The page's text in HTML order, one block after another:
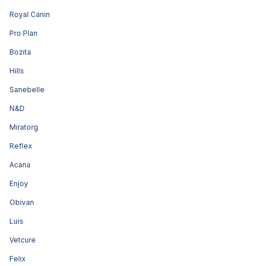
Royal Canin
Pro Plan
Bozita
Hills
Sanebelle
N&D
Miratorg
Reflex
Acana
Enjoy
Obivan
Luis
Vetcure
Felix